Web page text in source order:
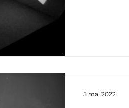
5 mai 2022